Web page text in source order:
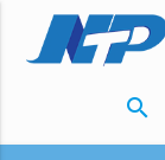
search